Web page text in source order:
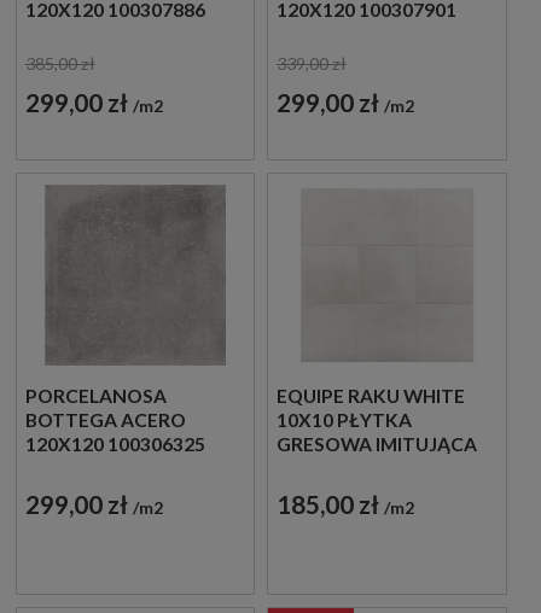
120X120 100307886
385,00 zł
299,00 zł m2
120X120 100307901
339,00 zł
299,00 zł m2
PORCELANOSA
BOTTEGA ACERO
120X120 100306325
GRESOWE
299,00 zł m2
EQUIPE RAKU WHITE
10X10 PŁYTKA
GRESOWA IMITUJĄCA
185,00 zł m2